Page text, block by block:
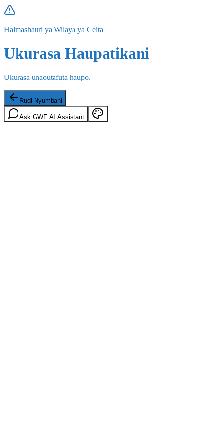
Halmashauri ya Wilaya ya Geita
Ukurasa Haupatikani
Ukurasa unaoutafuta haupo.
Rudi Nyumbani
Ask GWF AI Assistant